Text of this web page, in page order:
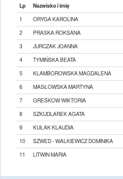
Lp Nazwisko i imię
1
ORYGA KAROLINA
2
PRASKA ROKSANA
3
JURCZAK JOANNA
4
TYMIŃSKA BEATA
5
KLAMBOROWSKA MAGDALENA
6
MASŁOWSKA MARTYNA
7
GREŚKOW WIKTORIA
8
SZKUDLAREK AGATA
9
KUŁAK KLAUDIA
10
SZWED - WALKIEWICZ DOMINIKA
11
LITWIN MARIA